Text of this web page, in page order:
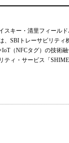
スキー・清里フィール
、SBIトレーサビリテ
（NFCタグ）の技術
ティ・サービス「